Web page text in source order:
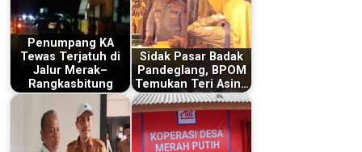
Penumpang KA
Tewas Terjatuh di
Jalur Merak–
Rangkasbitung
Sidak Pasar Badak
Pandeglang, BPOM
Temukan Teri Asin…